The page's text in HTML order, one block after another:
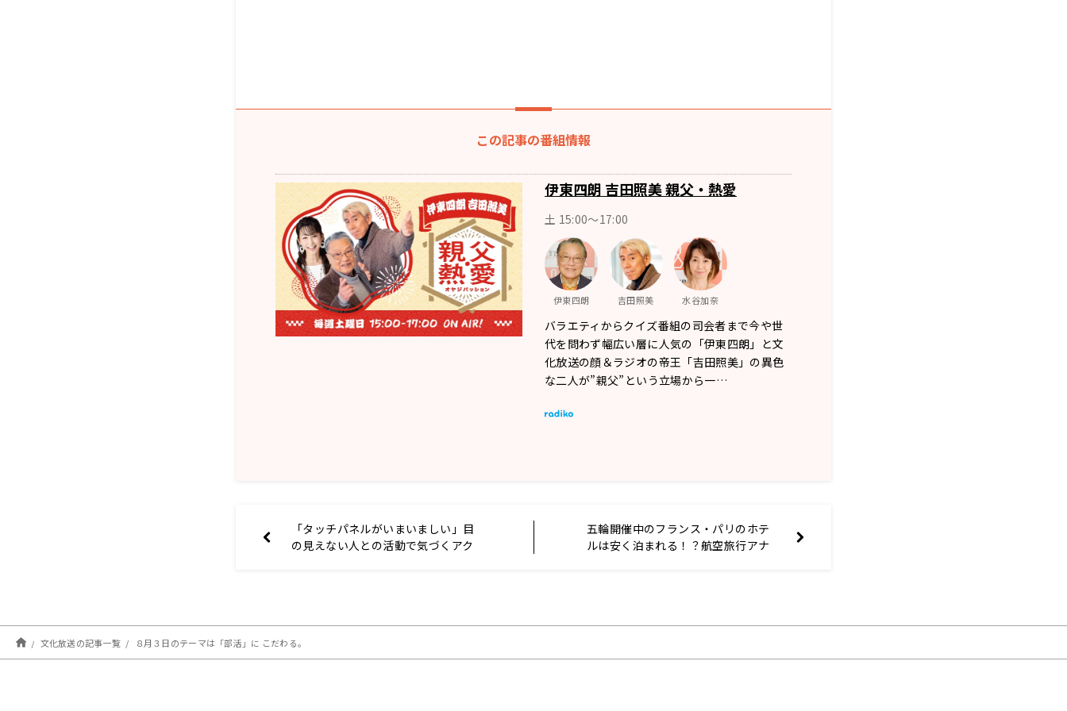
この記事の番組情報
伊東四朗 吉田照美 親父・熱愛
土 15:00～17:00
伊東四朗 吉田照美 水谷加奈
バラエティからクイズ番組の司会者まで今や世
代を問わず幅広い層に人気の「伊東四朗」と文
化放送の顔＆ラジオの帝王「吉田照美」の異色
な二人が”親父”という立場から一…
「タッチパネルがいまいましい」目
の見えない人との活動で気づくアク
五輪開催中のフランス・パリのホテ
ルは安く泊まれる！？航空旅行アナ
文化放送の記事一覧 ８月３日のテーマは「部活」に こだわる。